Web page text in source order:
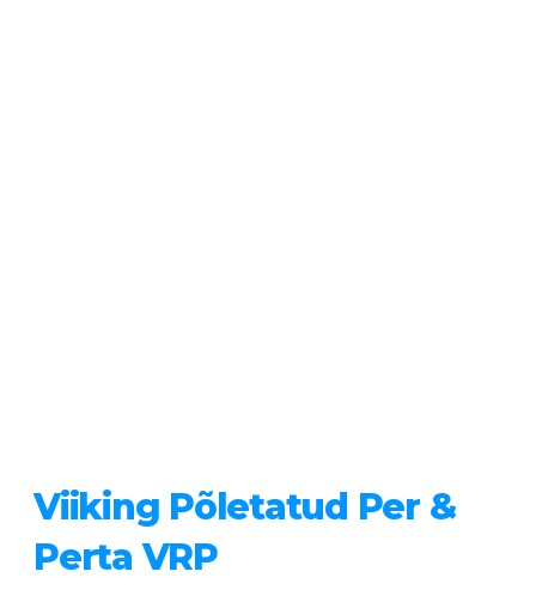
Viiking Põletatud Per &
Perta VRP